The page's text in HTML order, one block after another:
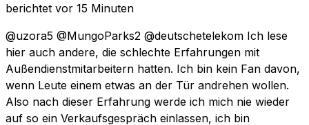
berichtet vor 15 Minuten
@uzora5 @MungoParks2 @deutschetelekom Ich lese
hier auch andere, die schlechte Erfahrungen mit
Außendienstmitarbeitern hatten. Ich bin kein Fan davon,
wenn Leute einem etwas an der Tür andrehen wollen.
Also nach dieser Erfahrung werde ich mich nie wieder
auf so ein Verkaufsgespräch einlassen, ich bin